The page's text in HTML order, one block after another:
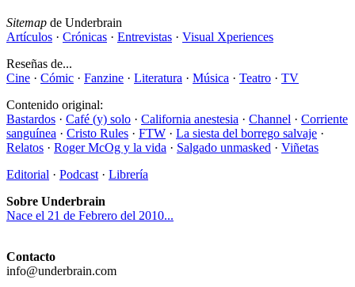
Sitemap de Underbrain
Artículos · Crónicas · Entrevistas · Visual Xperiences
Reseñas de...
Cine · Cómic · Fanzine · Literatura · Música · Teatro · TV
Contenido original:
Bastardos · Café (y) solo · California anestesia · Channel · Corriente
sanguínea · Cristo Rules · FTW · La siesta del borrego salvaje ·
Relatos · Roger McOg y la vida · Salgado unmasked · Viñetas
Editorial · Podcast · Librería
Sobre Underbrain
Nace el 21 de Febrero del 2010...
Contacto
info@underbrain.com